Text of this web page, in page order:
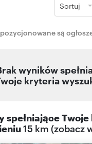
Sortuj
są
wyników
kryteria
spełniające
15 km (zobacz